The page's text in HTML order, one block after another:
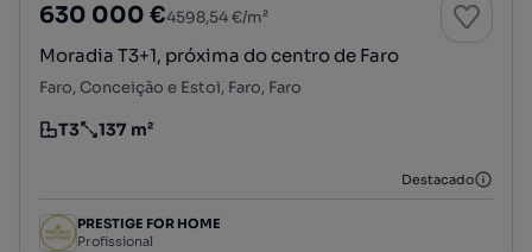
630 000 €4598,54 €/m²
Moradia T3+1, próxima do centro de Faro
Faro, Conceição e Estoi, Faro, Faro
Tipologia
T3
Preço por metro quadrado
137 m²
Destacado
PRESTIGE FOR HOME
Profissional